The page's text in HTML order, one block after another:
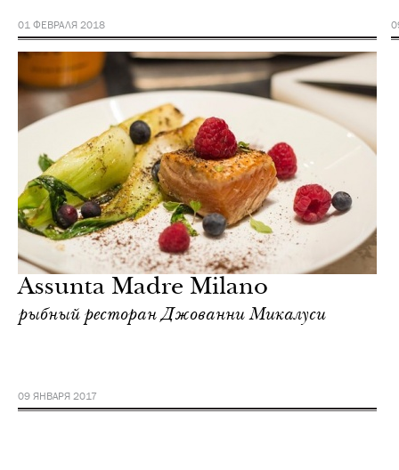
01 ФЕВРАЛЯ 2018
Assunta Madre Milano
рыбный ресторан Джованни Микалуси
09 ЯНВАРЯ 2017